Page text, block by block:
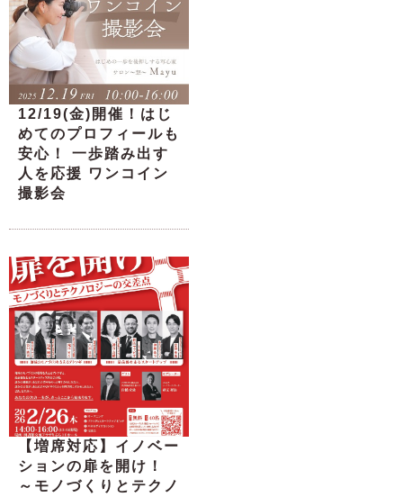
12/19(金)開催！はじ
めてのプロフィールも
安心！ 一歩踏み出す
人を応援 ワンコイン
撮影会
【増席対応】イノベー
ションの扉を開け！
～モノづくりとテクノ